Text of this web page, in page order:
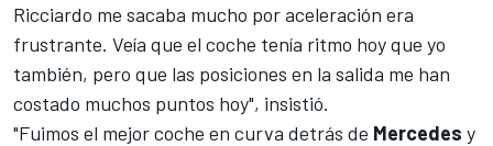
Ricciardo me sacaba mucho por aceleración era
frustrante. Veía que el coche tenía ritmo hoy que yo
también, pero que las posiciones en la salida me han
costado muchos puntos hoy", insistió.
"Fuimos el mejor coche en curva detrás de Mercedes y